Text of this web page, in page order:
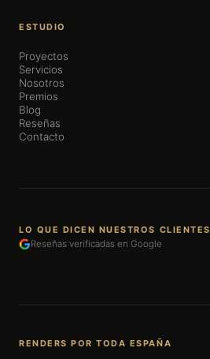
ESTUDIO
Proyectos
Servicios
Nosotros
Premios
Blog
Reseñas
Contacto
LO QUE DICEN NUESTROS CLIENTES
Reseñas verificadas en Google
RENDERS POR TODA ESPAÑA